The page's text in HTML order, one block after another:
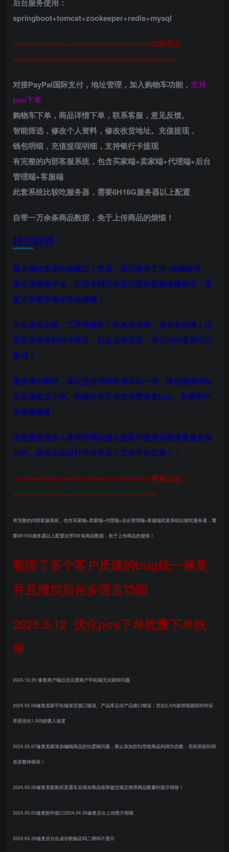
后台服务使用：
springboot+tomcat+zookeeper+redis+mysql
==============================功能简介
===================================
对接PayPal国际支付，地址管理，加入购物车功能， 支持
pos下单
购物车下单，商品详情下单，联系客服，意见反馈。
智能筛选，修改个人资料，修改收货地址。充值提现，
钱包明细，充值提现明细，支持银行卡提现
有完整的内部客服系统，包含买家端+卖家端+代理端+后台
管理端+客服端
此套系统比较吃服务器，需要8H16G服务器以上配置
自带一万余条商品数据，免于上传商品的烦恼！
特别说明：
最关键此套系统搭建过于复杂，我们提供文字+视频教学，
保证你能够学会，目前全网只有我们提供视频搭建教学，搭
配文字教学保证学会搭建！
并且提供运维、二开等服务！技术有保障，服务有保障！还
可提供简单的技术指导，以及远程指导，有任何问题都可以
咨询！
提供演示网站， 保证交付代码和演示站一致。请自测演示站
合适满意后下单。特惠价格不包含免费修复bug、免费维护
等免费服务。
但是最近很多人拿演示网站骗人故此可提供远程查看服务器
代码，确保无误进行平台交易！支持平台交易！！
==============================更新日志
===============================
有完整的内部客服系统，包含买家端+卖家端+代理端+后台管理端+客服端此套系统比较吃服务器，需
要8H16G服务器以上配置自带3W条商品数据，免于上传商品的烦恼！
整理了多个客户反馈的bug统一修复
并且增加后台多语言功能
2025.5.12 优化pos下单批量下单效
率
2024.10.20 修复商户端点击注册商户手机端无法跳转问题
2024.05.08修复卖家手机端首页接口错误、产品库点击产品接口错误；优化2.0内嵌按钮跳转到对应
界面优化1.0内嵌载入速度
2024.05.07修复卖家添加编辑商品折扣逻辑问题，禁止添加折扣导致商品利润为负数，否则系统利润
放发整体错误！
2024.05.06修复卖家购买直通车后添加商品推荐超过规定推荐商品数量时提示报错！
2024.05.03修复邮件接口2024.04.30修复后台上传图片报错
2024.04.29修复后台生成谷歌验证码二维码不显示